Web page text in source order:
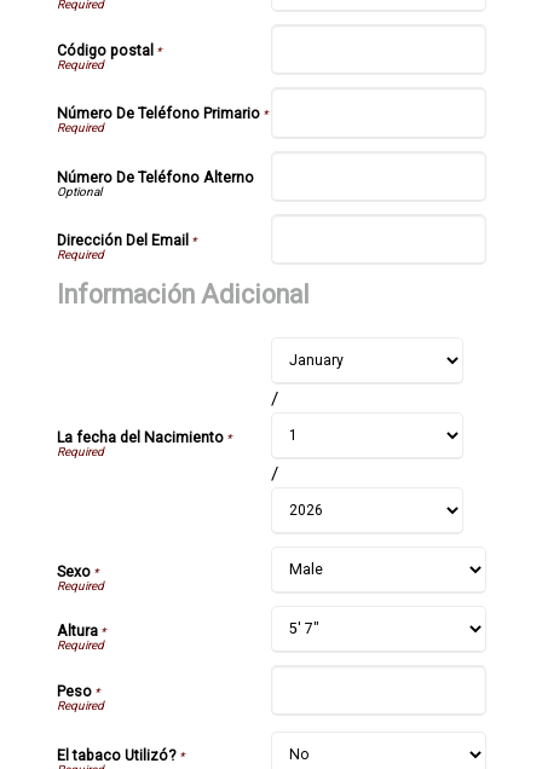
Código postal *
Número De Teléfono Primario*
Número De Teléfono Alterno
Dirección Del Email *
Información Adicional
La fecha del Nacimiento*
/
/
Sexo*
Altura*
Peso*
El tabaco Utilizó? *